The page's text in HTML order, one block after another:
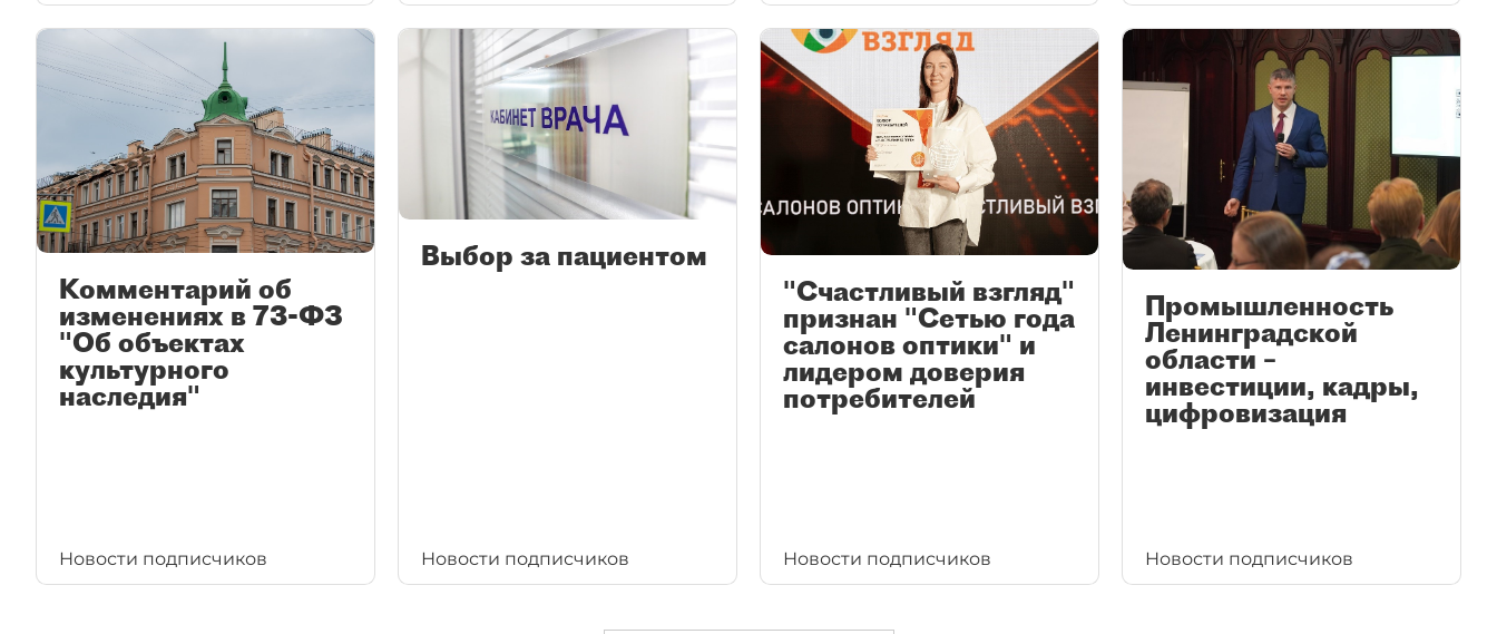
Комментарий об
изменениях в 73-ФЗ
"Об объектах
культурного
наследия"
Новости подписчиков
Выбор за пациентом
Новости подписчиков
"Счастливый взгляд"
признан "Сетью года
салонов оптики" и
лидером доверия
потребителей
Новости подписчиков
Промышленность
Ленинградской
области –
инвестиции, кадры,
цифровизация
Новости подписчиков